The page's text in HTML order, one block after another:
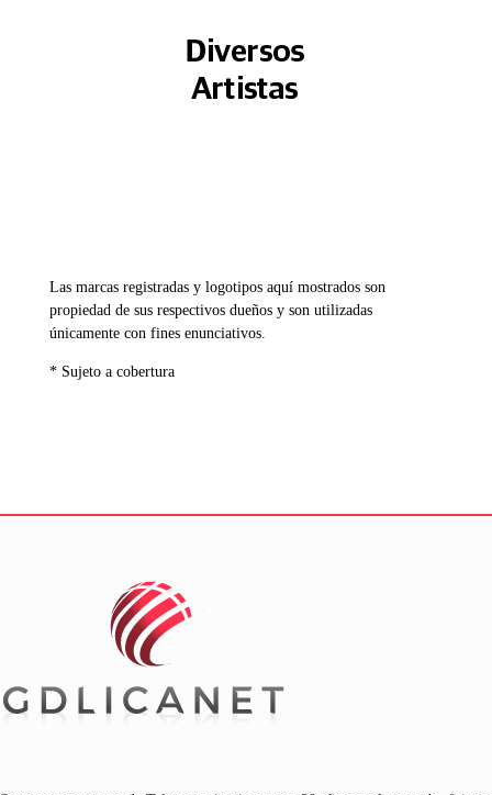
Las marcas registradas y logotipos aquí mostrados son
propiedad de sus respectivos dueños y son utilizadas
únicamente con fines enunciativos.
* Sujeto a cobertura